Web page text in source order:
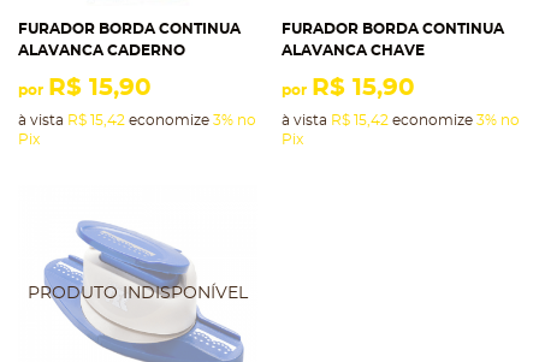
FURADOR BORDA CONTINUA
ALAVANCA CADERNO
por R$ 15,90
à vista R$ 15,42 economize 3% no
Pix
FURADOR BORDA CONTINUA
ALAVANCA CHAVE
por R$ 15,90
à vista R$ 15,42 economize 3% no
Pix